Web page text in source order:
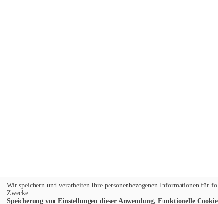
Wir speichern und verarbeiten Ihre personenbezogenen Informationen für
Zwecke:
Speicherung von Einstellungen dieser Anwendung, Funktionelle